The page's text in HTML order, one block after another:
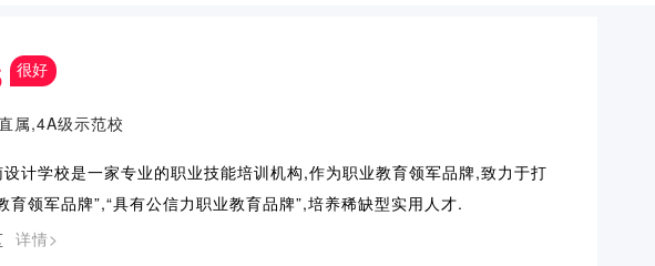
很好
属,4A级示范校
计学校是一家专业的职业技能培训机构,作为职业教育领军品牌,致力于打
育领军品牌”,“具有公信力职业教育品牌”,培养稀缺型实用人才.
详情>